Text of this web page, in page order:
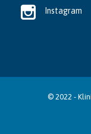
 Instagram
© 2022 -